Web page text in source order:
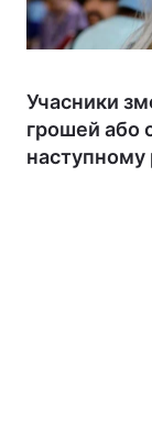
Учасники
грошей або
наступному